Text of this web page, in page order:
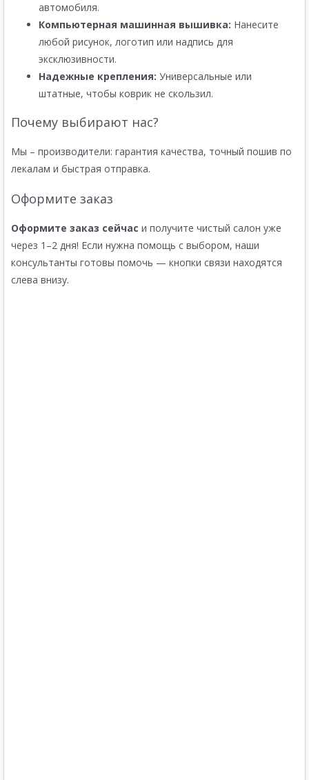
автомобиля.
Компьютерная машинная вышивка: Нанесите
любой рисунок, логотип или надпись для
эксклюзивности.
Надежные крепления: Универсальные или
штатные, чтобы коврик не скользил.
Почему выбирают нас?
Мы – производители: гарантия качества, точный пошив по
лекалам и быстрая отправка.
Оформите заказ
Оформите заказ сейчас и получите чистый салон уже
через 1–2 дня! Если нужна помощь с выбором, наши
консультанты готовы помочь — кнопки связи находятся
слева внизу.